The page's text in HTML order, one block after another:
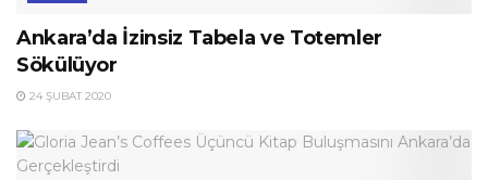
Ankara’da İzinsiz Tabela ve Totemler
Sökülüyor
24 ŞUBAT 2020